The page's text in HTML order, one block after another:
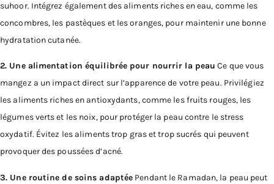
suhoor. Intégrez également des aliments riches en eau, comme les
concombres, les pastèques et les oranges, pour maintenir une bonne
hydratation cutanée.
2. Une alimentation équilibrée pour nourrir la peau Ce que vous
mangez a un impact direct sur l’apparence de votre peau. Privilégiez
les aliments riches en antioxydants, comme les fruits rouges, les
légumes verts et les noix, pour protéger la peau contre le stress
oxydatif. Évitez les aliments trop gras et trop sucrés qui peuvent
provoquer des poussées d’acné.
3. Une routine de soins adaptée Pendant le Ramadan, la peau peut